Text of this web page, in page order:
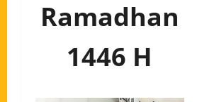
Ramadhan
1446 H